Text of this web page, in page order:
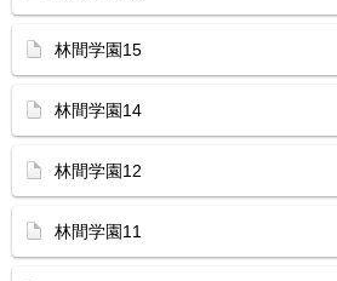
林間学園15
林間学園14
林間学園12
林間学園11